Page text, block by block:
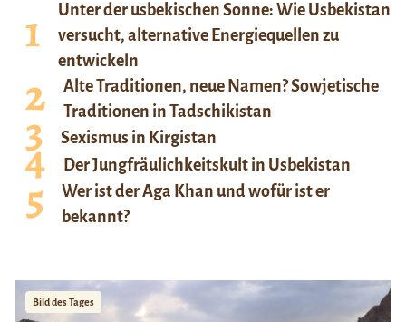
Unter der usbekischen Sonne: Wie Usbekistan
versucht, alternative Energiequellen zu
entwickeln
Alte Traditionen, neue Namen? Sowjetische
Traditionen in Tadschikistan
Sexismus in Kirgistan
Der Jungfräulichkeitskult in Usbekistan
Wer ist der Aga Khan und wofür ist er
bekannt?
Bild des Tages